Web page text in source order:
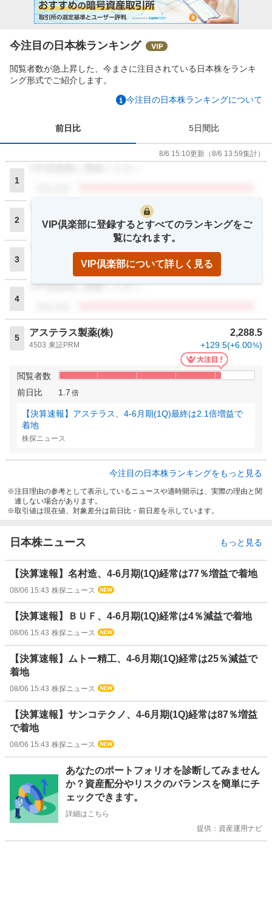
今注目の日本株ランキング
閲覧者数が急上昇した、今まさに注目されている日本株をランキ
ング形式でご紹介します。
今注目の日本株ランキングについて
前日比 5日間比
8/6 15:10更新 （8/6 13:59集計）
1
2
VIP倶楽部に登録ください
閲覧者数
3
4
VIP倶楽部に登録ください
5
アステラス製薬(株) 2,288.5
4503 東証PRM +129.5(+6.00%)
閲覧者数
前日比
1.7 倍
【決算速報】アステラス、4-6月期(1Q)最終は2.1倍増益で
着地
株探ニュース
VIP倶楽部に登録するとすべてのランキングをご
覧になれます。
VIP倶楽部について詳しく見る
今注目の日本株ランキングをもっと見る
注目理由の参考として表示しているニュースや適時開示は、実際の理由と関
連しない場合があります。
取引値は現在値、対象差分は前日比・前日差を示しています。
日本株ニュース もっと見る
【決算速報】名村造、4-6月期(1Q)経常は77％増益で着地
08/06 15:43 株探ニュース
【決算速報】ＢＵＦ、4-6月期(1Q)経常は4％減益で着地
08/06 15:43 株探ニュース
【決算速報】ムトー精工、4-6月期(1Q)経常は25％減益で
着地
08/06 15:43 株探ニュース
【決算速報】サンコテクノ、4-6月期(1Q)経常は87％増益
で着地
08/06 15:43 株探ニュース
あなたのポートフォリオを診断してみません
か？資産配分やリスクのバランスを簡単にチ
ェックできます。
詳細はこちら
提供：資産運用ナビ